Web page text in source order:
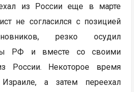
из России еще в марте
не согласился с позицией
резко осудил
РФ и вместе со своими
России. Некоторое время
а затем переехал